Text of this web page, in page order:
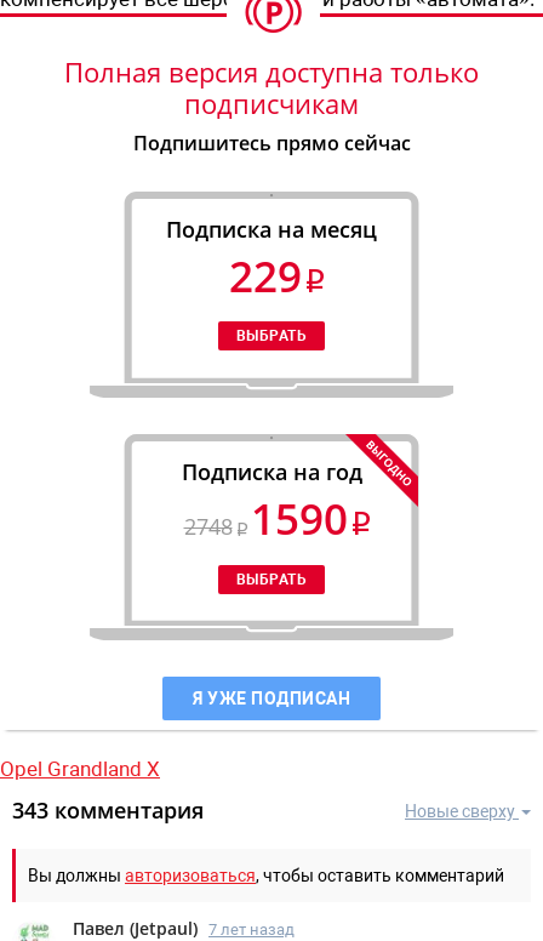
Полная версия доступна только
подписчикам
Подпишитесь прямо сейчас
Подписка на месяц
229
Подписка на год
2748
1590
Я УЖЕ ПОДПИСАН
Opel Grandland X
Новые сверху
343 комментария
Вы должны авторизоваться, чтобы оставить комментарий
Павел (Jetpaul) 7 лет назад